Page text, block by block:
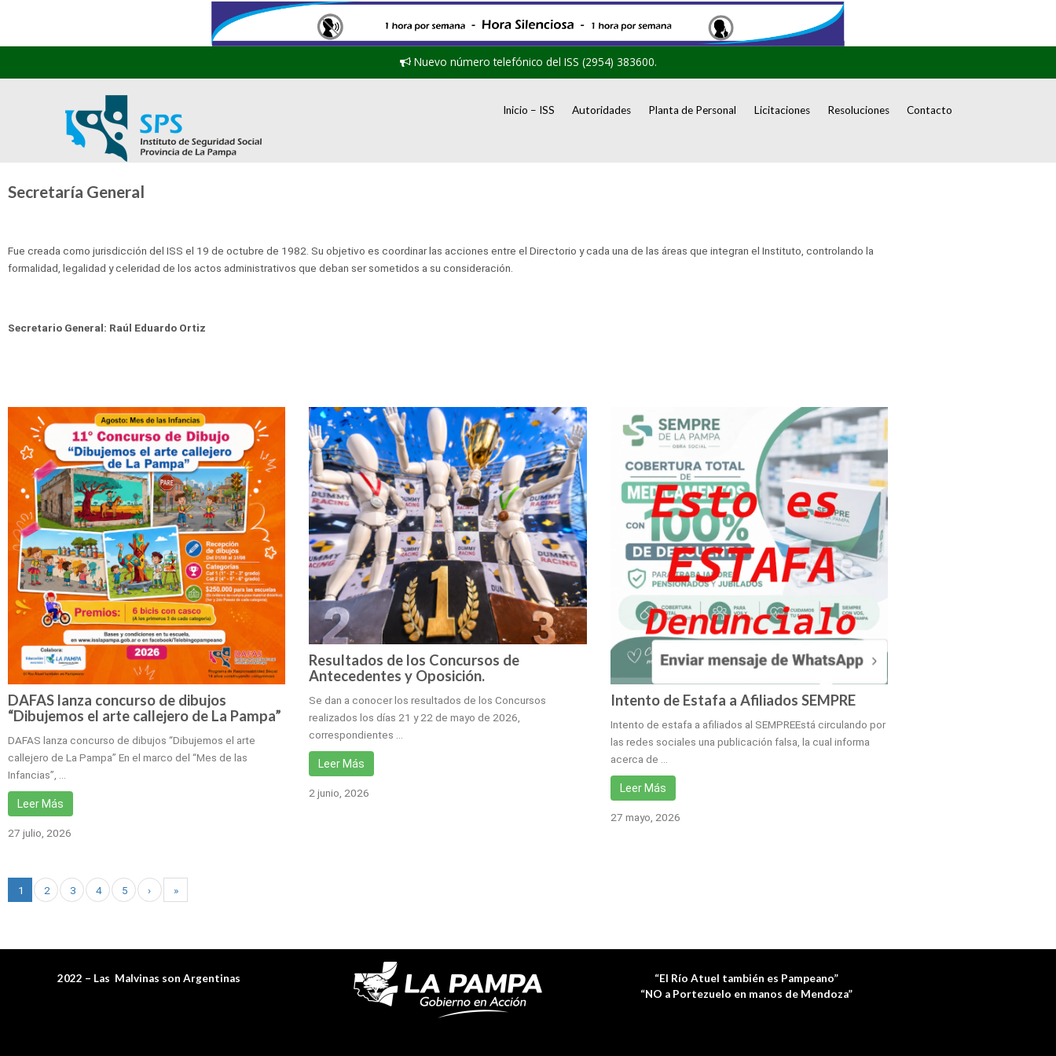
Nuevo número telefónico del ISS (2954) 383600.
Inicio – ISS Autoridades Planta de Personal Licitaciones Resoluciones Contacto
Secretaría General
Fue creada como jurisdicción del ISS el 19 de octubre de 1982. Su objetivo es coordinar las acciones entre el Directorio y cada una de las áreas que integran el Instituto, controlando la
formalidad, legalidad y celeridad de los actos administrativos que deban ser sometidos a su consideración.
Secretario General: Raúl Eduardo Ortiz
DAFAS lanza concurso de dibujos
“Dibujemos el arte callejero de La Pampa”
DAFAS lanza concurso de dibujos “Dibujemos el arte
callejero de La Pampa” En el marco del “Mes de las
Infancias”, …
Leer Más
27 julio, 2026
Resultados de los Concursos de
Antecedentes y Oposición.
Se dan a conocer los resultados de los Concursos
realizados los días 21 y 22 de mayo de 2026,
correspondientes …
Leer Más
2 junio, 2026
Intento de Estafa a Afiliados SEMPRE
Intento de estafa a afiliados al SEMPREEstá circulando por
las redes sociales una publicación falsa, la cual informa
acerca de …
Leer Más
27 mayo, 2026
1 2 3 4 5 › »
2022 – Las Malvinas son Argentinas
“El Río Atuel también es Pampeano”
“NO a Portezuelo en manos de Mendoza”